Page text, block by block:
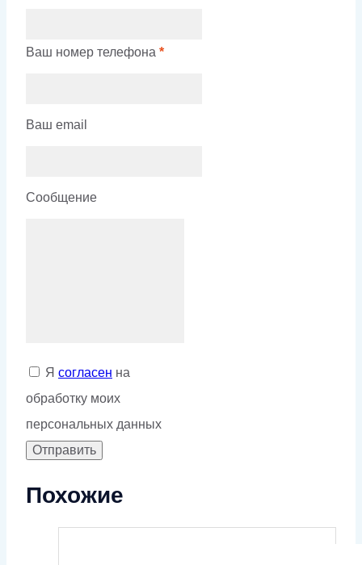
Ваш номер телефона *
Ваш email
Сообщение
Я согласен на
обработку моих
персональных данных
Похожие